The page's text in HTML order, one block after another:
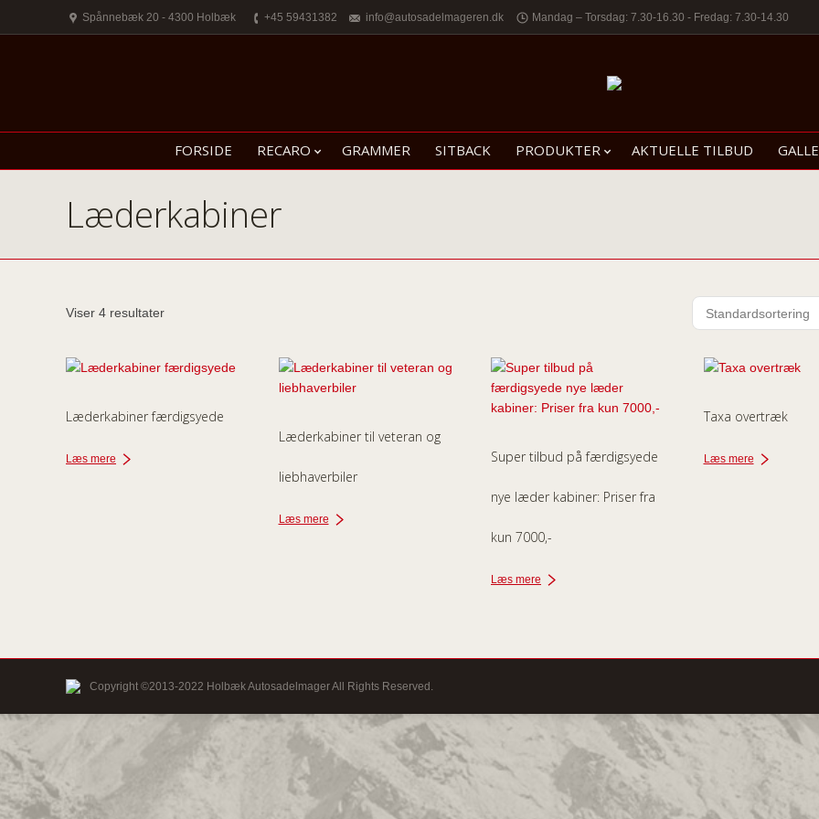
Spånnebæk 20 - 4300 Holbæk +45 59431382 info@autosadelmageren.dk Mandag – Torsdag: 7.30-16.30 - Fredag: 7.30-14.30
FORSIDE RECARO GRAMMER SITBACK PRODUKTER AKTUELLE TILBUD
Læderkabiner
Viser 4 resultater
Læderkabiner færdigsyede
Læs mere
Læderkabiner til veteran og
liebhaverbiler
Læs mere
Super tilbud på færdigsyede
nye læder kabiner: Priser fra
kun 7000,-
Læs mere
Taxa overtræk
Læs mere
Copyright ©2013-2022 Holbæk Autosadelmager All Rights Reserved.